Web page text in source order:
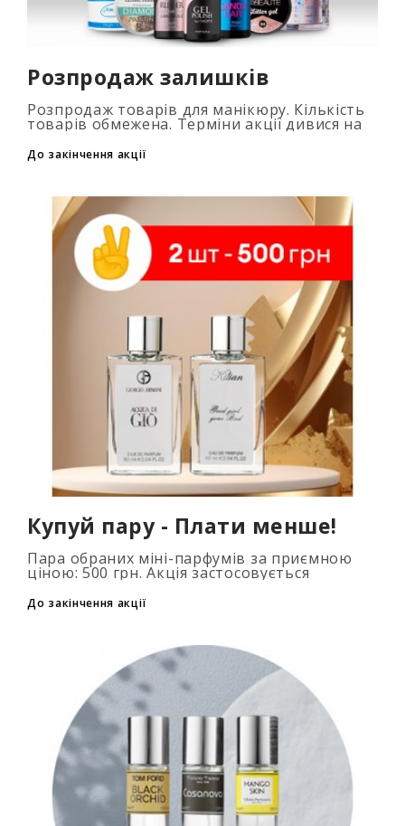
Розпродаж залишків
Розпродаж товарів для манікюру. Кількість
товарів обмежена. Терміни акції дивися на
таймері...
До закінчення акції
Купуй пару - Плати менше!
Пара обраних міні-парфумів за приємною
ціною: 500 грн. Акція застосовується
флаконів у кошик. Кількість товарів
обмежена..
До закінчення акції